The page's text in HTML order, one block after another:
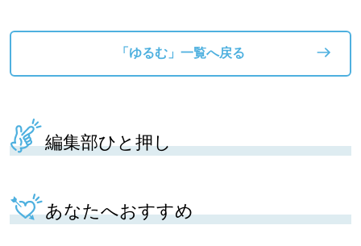
「ゆるむ」一覧へ戻る
編集部ひと押し
あなたへおすすめ